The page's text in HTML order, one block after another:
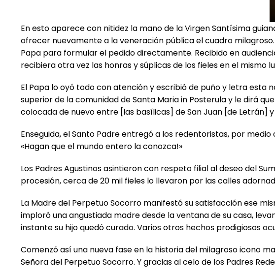
En esto aparece con nitidez la mano de la Virgen Santísima
ofrecer nuevamente a la veneración pública el cuadro
Papa para formular el pedido directamente. Recibido en
recibiera otra vez las honras y súplicas de los fieles en el mismo
El Papa lo oyó todo con atención y escribió de puño y letra esta
superior de la comunidad de Santa Maria in Posterula y le dirá
colocada de nuevo entre [las basílicas] de San Juan [de Letrán]
Enseguida, el Santo Padre entregó a los redentoristas, por
«Hagan que el mundo entero la conozca!»
Los Padres Agustinos asintieron con respeto filial al deseo del
procesión, cerca de 20 mil fieles lo llevaron por las calles
La Madre del Perpetuo Socorro manifestó su satisfacción ese
imploró una angustiada madre desde la ventana de su casa,
instante su hijo quedó curado. Varios otros hechos prodigiosos
Comenzó así una nueva fase en la historia del milagroso icono
Señora del Perpetuo Socorro. Y gracias al celo de los Padres